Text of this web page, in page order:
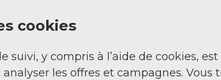
chaussures de trekking, veste de
cookies
suivi, y compris à l’aide de cookies,
les offres et campagnes. Vous